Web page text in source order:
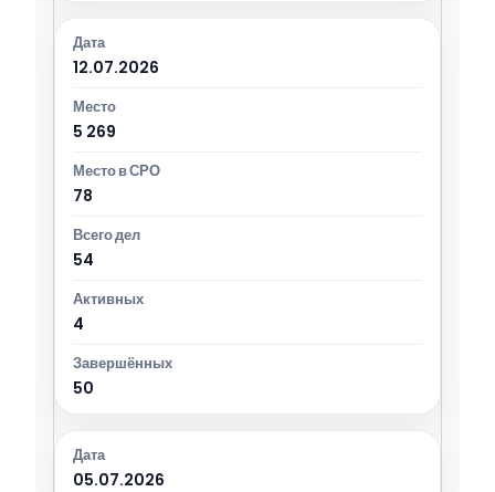
12.07.2026
5 269
78
54
4
50
05.07.2026